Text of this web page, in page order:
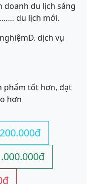
doanh du lịch sáng
du lịch mới.
D. dịch vụ
phẩm tốt hơn, đạt
hơn
200.000đ